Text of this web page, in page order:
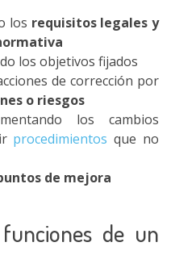
los requisitos legales y
los objetivos fijados
de corrección por
o riesgos
los cambios
procedimientos que no
de mejora
de un